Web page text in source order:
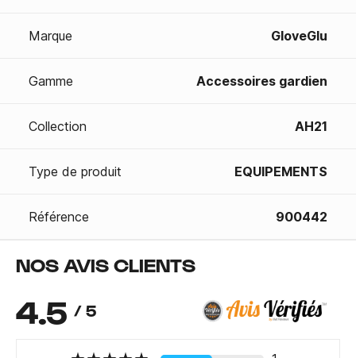
Marque GloveGlu
Gamme Accessoires gardien
Collection AH21
Type de produit EQUIPEMENTS
Référence 900442
NOS AVIS CLIENTS
4.5 / 5